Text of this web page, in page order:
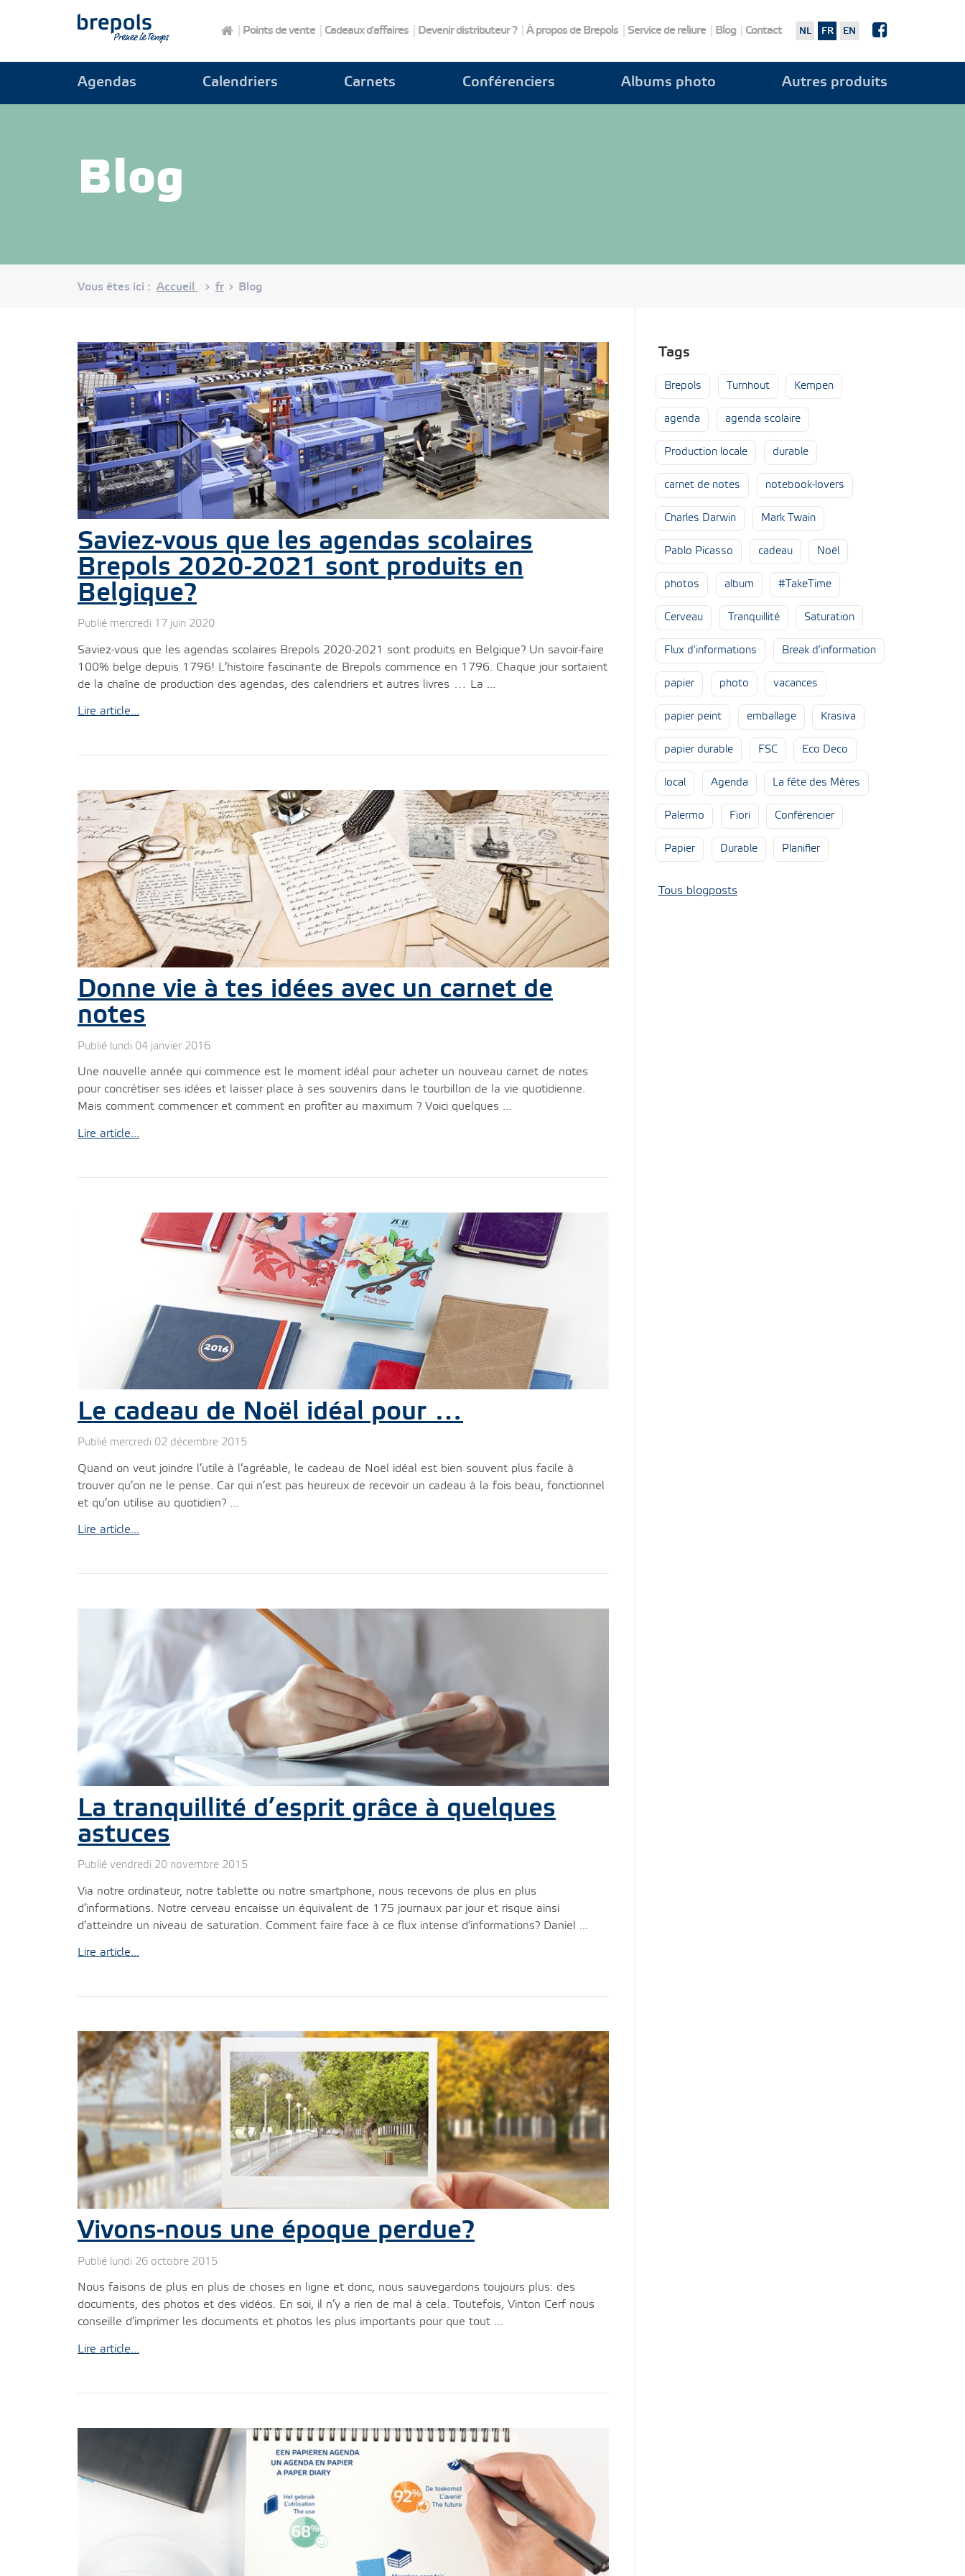
Agendas Calendriers Carnets Conférenciers Albums photo Autres produits
Points de vente Cadeaux d'affaires Devenir distributeur ? À propos de Brepols Service de reliure Blog Contact NL FR EN
Blog
Vous êtes ici : Accueil > fr > Blog
Saviez-vous que les agendas scolaires
Brepols 2020-2021 sont produits en
Belgique?
Publié mercredi 17 juin 2020
Saviez-vous que les agendas scolaires Brepols 2020-2021 sont produits en Belgique? Un savoir-faire
100% belge depuis 1796! L’histoire fascinante de Brepols commence en 1796. Chaque jour sortaient
de la chaîne de production des agendas, des calendriers et autres livres … La ...
Lire article...
Donne vie à tes idées avec un carnet de
notes
Publié lundi 04 janvier 2016
Une nouvelle année qui commence est le moment idéal pour acheter un nouveau carnet de notes
pour concrétiser ses idées et laisser place à ses souvenirs dans le tourbillon de la vie quotidienne.
Mais comment commencer et comment en profiter au maximum ? Voici quelques ...
Lire article...
Le cadeau de Noël idéal pour …
Publié mercredi 02 décembre 2015
Quand on veut joindre l’utile à l’agréable, le cadeau de Noël idéal est bien souvent plus facile à
trouver qu’on ne le pense. Car qui n’est pas heureux de recevoir un cadeau à la fois beau, fonctionnel
et qu’on utilise au quotidien? ...
Lire article...
La tranquillité d’esprit grâce à quelques
astuces
Publié vendredi 20 novembre 2015
Via notre ordinateur, notre tablette ou notre smartphone, nous recevons de plus en plus
d’informations. Notre cerveau encaisse un équivalent de 175 journaux par jour et risque ainsi
d’atteindre un niveau de saturation. Comment faire face à ce flux intense d’informations? Daniel ...
Lire article...
Vivons-nous une époque perdue?
Publié lundi 26 octobre 2015
Nous faisons de plus en plus de choses en ligne et donc, nous sauvegardons toujours plus: des
documents, des photos et des vidéos. En soi, il n’y a rien de mal à cela. Toutefois, Vinton Cerf nous
conseille d’imprimer les documents et photos les plus importants pour que tout ...
Lire article...
Tags
Brepols Turnhout Kempen
agenda agenda scolaire
Production locale durable
carnet de notes notebook-lovers
Charles Darwin Mark Twain
Pablo Picasso cadeau Noël
photos album #TakeTime
Cerveau Tranquillité Saturation
Flux d'informations Break d'information
papier photo vacances
papier peint emballage Krasiva
papier durable FSC Eco Deco
local Agenda La fête des Mères
Palermo Fiori Conférencier
Papier Durable Planifier
Tous blogposts